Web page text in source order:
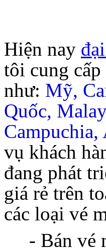
Hiện nay
tôi cung
như: Mỹ,
Quốc,
vụ khách
đang phát
giá rẻ trên
các loại vé
- Bán vé